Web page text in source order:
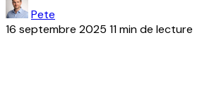
Pete
16 septembre 2025 11 min de lecture